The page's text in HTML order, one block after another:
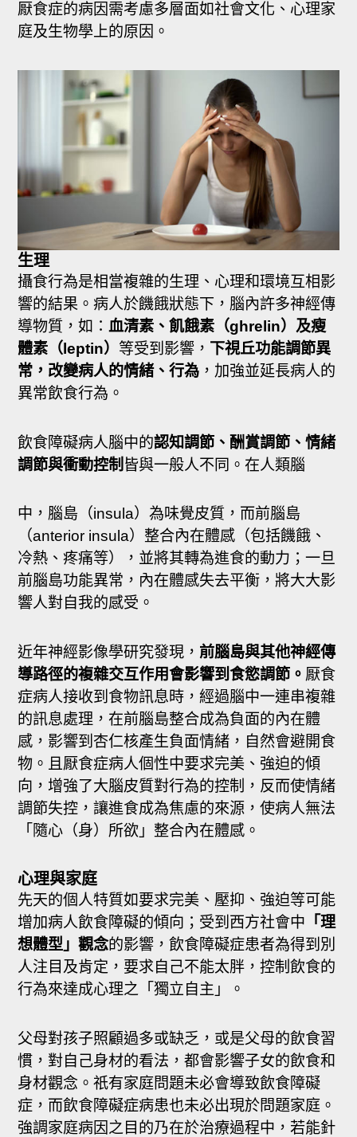
厭食症的病因需考慮多層面如社會文化、心理家
庭及生物學上的原因。
生理
攝食行為是相當複雜的生理、心理和環境互相影
響的結果。病人於饑餓狀態下，腦內許多神經傳
導物質，如：血清素、飢餓素（ghrelin）及瘦
體素（leptin） 等受到影響， 下視丘功能調節異
常，改變病人的情緒、行為 ，加強並延長病人的
異常飲食行為。
飲食障礙病人腦中的認知調節、酬賞調節、情緒
調節與衝動控制 皆與一般人不同。在人類腦
中，腦島（insula）為味覺皮質，而前腦島
（anterior insula）整合內在體感（包括饑餓、
冷熱、疼痛等），並將其轉為進食的動力；一旦
前腦島功能異常，內在體感失去平衡，將大大影
響人對自我的感受。
近年神經影像學研究發現， 前腦島與其他神經傳
導路徑的複雜交互作用會影響到食慾調節。 厭食
症病人接收到食物訊息時，經過腦中一連串複雜
的訊息處理，在前腦島整合成為負面的內在體
感，影響到杏仁核產生負面情緒，自然會避開食
物。且厭食症病人個性中要求完美、強迫的傾
向，增強了大腦皮質對行為的控制，反而使情緒
調節失控，讓進食成為焦慮的來源，使病人無法
「隨心（身）所欲」整合內在體感。
心理與家庭
先天的個人特質如要求完美、壓抑、強迫等可能
增加病人飲食障礙的傾向；受到西方社會中 「理
想體型」觀念的影響，飲食障礙症患者為得到別
人注目及肯定，要求自己不能太胖，控制飲食的
行為來達成心理之「獨立自主」。
父母對孩子照顧過多或缺乏，或是父母的飲食習
慣，對自己身材的看法，都會影響子女的飲食和
身材觀念。祇有家庭問題未必會導致飲食障礙
症，而飲食障礙症病患也未必出現於問題家庭。
強調家庭病因之目的乃在於治療過程中，若能針